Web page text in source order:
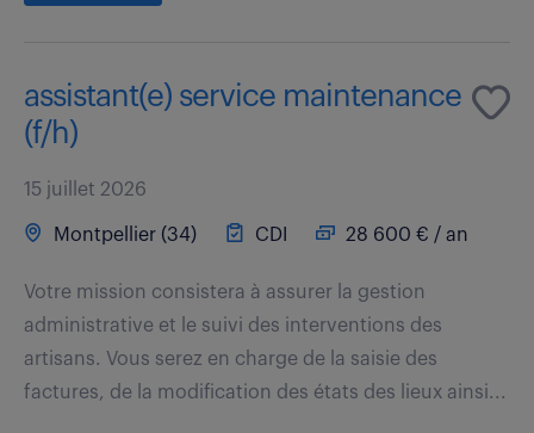
assistant(e) service maintenance
(f/h)
15 juillet 2026
Montpellier (34) CDI 28 600 € / an
Votre mission consistera à assurer la gestion
administrative et le suivi des interventions des
artisans. Vous serez en charge de la saisie des
factures, de la modification des états des lieux ainsi...